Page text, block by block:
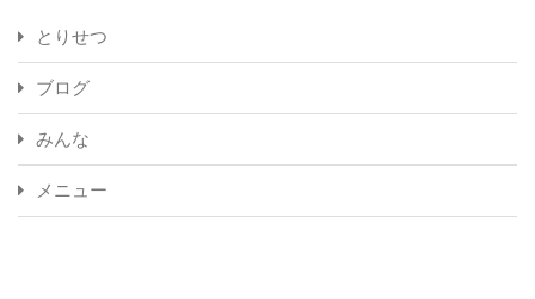
とりせつ
ブログ
みんな
メニュー